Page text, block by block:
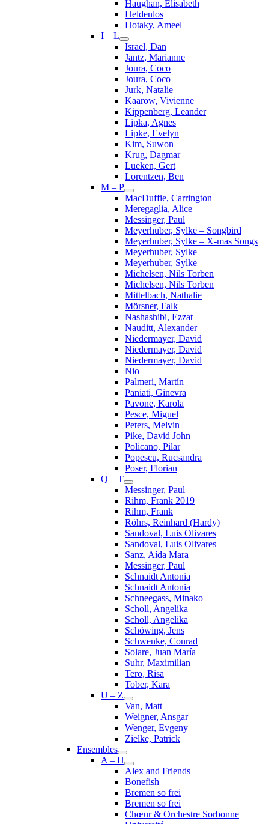
Haughan, Elisabeth
Heldenlos
Hotaky, Ameel
I – L
Israel, Dan
Jantz, Marianne
Joura, Coco
Joura, Coco
Jurk, Natalie
Kaarow, Vivienne
Kippenberg, Leander
Lipka, Agnes
Lipke, Evelyn
Kim, Suwon
Krug, Dagmar
Lueken, Gert
Lorentzen, Ben
M – P
MacDuffie, Carrington
Meregaglia, Alice
Messinger, Paul
Meyerhuber, Sylke – Songbird
Meyerhuber, Sylke – X-mas Songs
Meyerhuber, Sylke
Meyerhuber, Sylke
Michelsen, Nils Torben
Michelsen, Nils Torben
Mittelbach, Nathalie
Mörsner, Falk
Nashashibi, Ezzat
Nauditt, Alexander
Niedermayer, David
Niedermayer, David
Niedermayer, David
Nio
Palmeri, Martín
Paniati, Ginevra
Pavone, Karola
Pesce, Miguel
Peters, Melvin
Pike, David John
Policano, Pilar
Popescu, Rucsandra
Poser, Florian
Q – T
Messinger, Paul
Rihm, Frank 2019
Rihm, Frank
Röhrs, Reinhard (Hardy)
Sandoval, Luis Olivares
Sandoval, Luis Olivares
Sanz, Aída Mara
Messinger, Paul
Schnaidt Antonia
Schnaidt Antonia
Schneegass, Minako
Scholl, Angelika
Scholl, Angelika
Schöwing, Jens
Schwenke, Conrad
Solare, Juan María
Suhr, Maximilian
Tero, Risa
Tober, Kara
U – Z
Van, Matt
Weigner, Ansgar
Wenger, Evgeny
Zielke, Patrick
Ensembles
A – H
Alex and Friends
Bonefish
Bremen so frei
Bremen so frei
Chœur & Orchestre Sorbonne